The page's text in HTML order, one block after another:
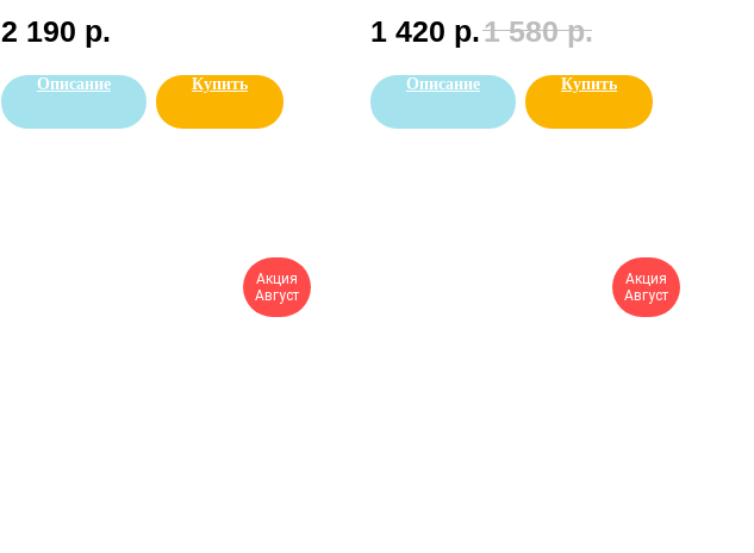
2 190 р.
Описание Купить
1 420 р.1 580 р.
Описание Купить
Акция
Август
Акция
Август